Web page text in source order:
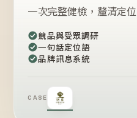
一次完整健檢，釐清定
競品與受眾調研
一句話定位語
品牌訊息系統
CASE